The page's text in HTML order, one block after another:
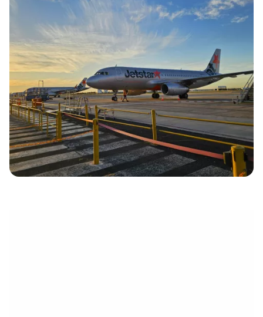
Folytassa e-mailben